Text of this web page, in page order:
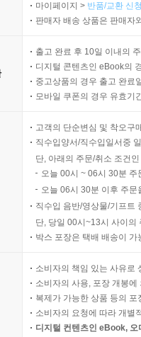
마이페이지 > 반품/교환 신
판매자 배송 상품은 판매자
출고 완료 후 10일 이내의
디지털 콘텐츠인 eBook의
중고상품의 경우 출고 완료
모바일 쿠폰의 경우 유효기
고객의 단순변심 및 착오구
직수입양서/직수입일서중
단, 아래의 주문/취소 조건
오늘 00시 ~ 06시 30분
오늘 06시 30분 이후 주
직수입 음반/영상물/기프트
단, 당일 00시~13시 사이의
박스 포장은 택배 배송이
소비자의 책임 있는 사유로
소비자의 사용, 포장 개봉
복제가 가능한 상품 등의
소비자의 요청에 따라 개별
디지털 컨텐츠인 eBook,